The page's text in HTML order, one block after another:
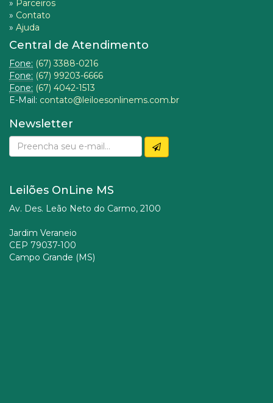
» Parceiros
» Contato
» Ajuda
Central de Atendimento
Fone: (67) 3388-0216
Fone: (67) 99203-6666
Fone: (67) 4042-1513
E-Mail: contato@leiloesonlinems.com.br
Newsletter
Leilões OnLine MS
Av. Des. Leão Neto do Carmo, 2100
Jardim Veraneio
CEP 79037-100
Campo Grande (MS)